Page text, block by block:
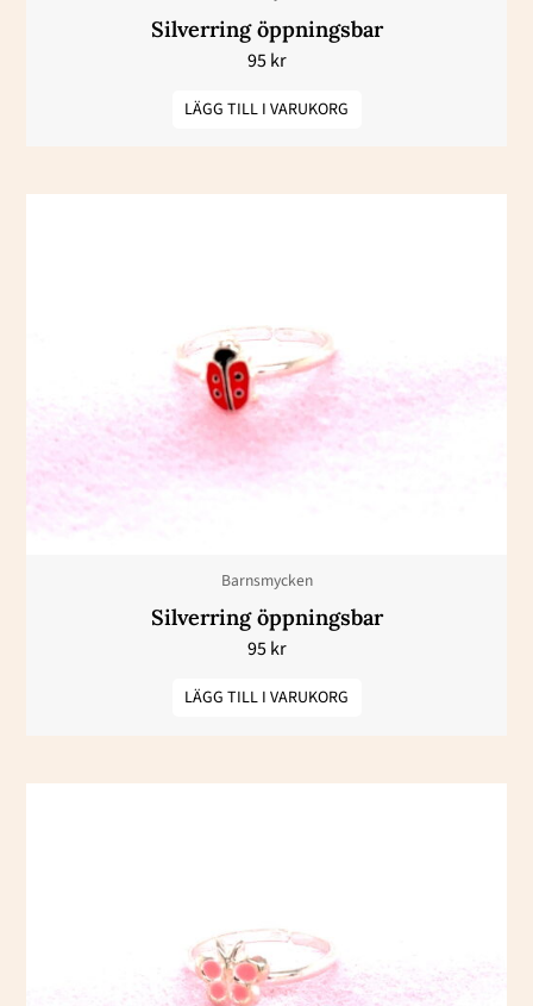
Silverring öppningsbar
95kr
LÄGG TILL I VARUKORG
Barnsmycken
Silverring öppningsbar
95kr
LÄGG TILL I VARUKORG